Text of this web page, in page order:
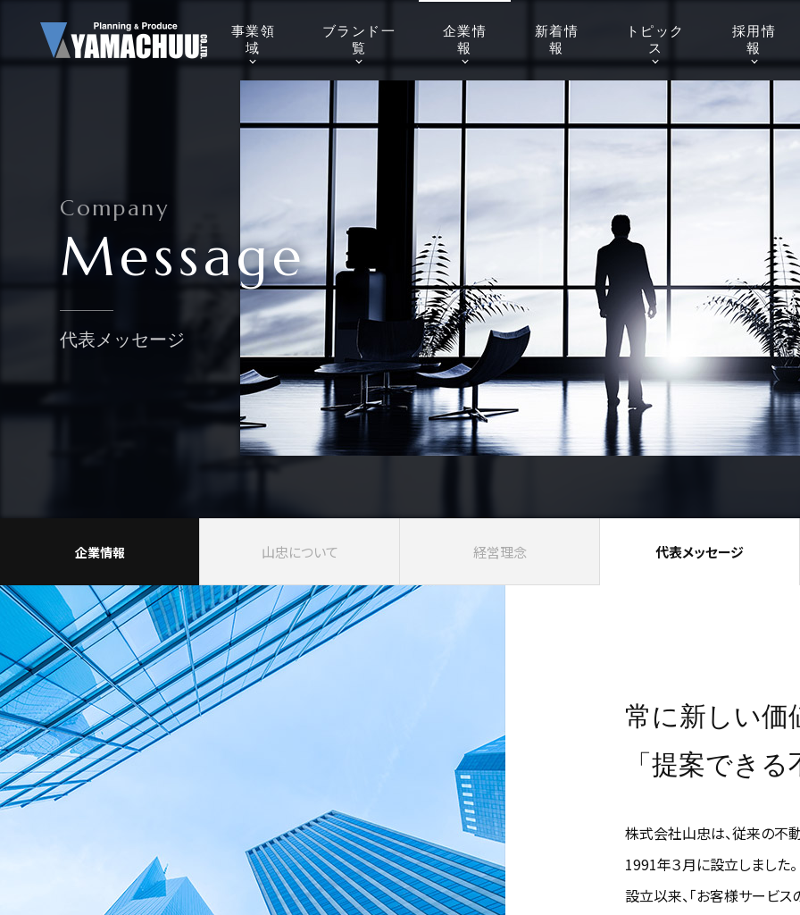
事業領
域
ブランド 一
覧
企業情
報
新着情
報
トピッ ク
ス
採用情
報
Company
Message
代表メッセージ
企業情報 山忠について 経営理念 代表メッセージ
常に新しい価
「提案でき
株式会社山忠は、従来の不
1991年３月に設立しました。
設立以来、「お客様サービ